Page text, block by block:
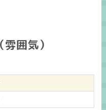
囲気）